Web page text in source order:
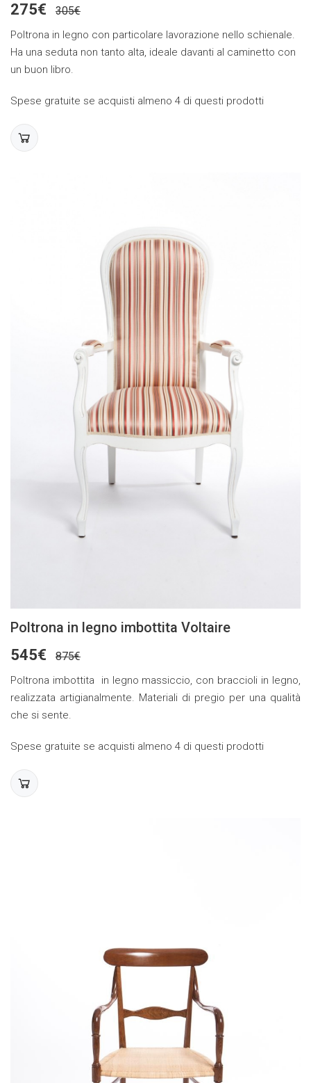
275€ 305€
Poltrona in legno con particolare lavorazione nello schienale.
Ha una seduta non tanto alta, ideale davanti al caminetto con
un buon libro.
Spese gratuite se acquisti almeno 4 di questi prodotti
Poltrona in legno imbottita Voltaire
545€ 875€
Poltrona imbottita in legno massiccio, con braccioli in legno,
realizzata artigianalmente. Materiali di pregio per una qualità
che si sente.
Spese gratuite se acquisti almeno 4 di questi prodotti